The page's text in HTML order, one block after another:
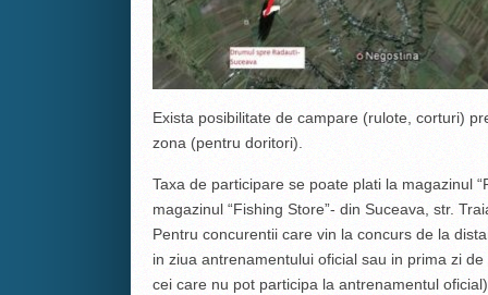
Exista posibilitate de campare (rulote, corturi)
zona (pentru doritori).
Taxa de participare se poate plati la magazinul
magazinul “Fishing Store”- din Suceava, str.
Pentru concurentii care vin la concurs de la
in ziua antrenamentului oficial sau in prima zi
cei care nu pot participa la antrenamentul